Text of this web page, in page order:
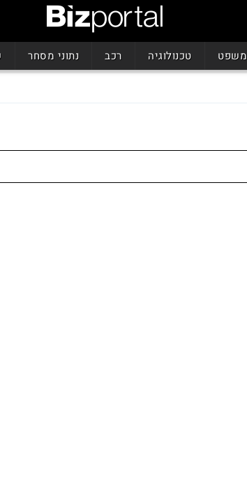
משפט טכנולוגיה רכב נתוני מסחר